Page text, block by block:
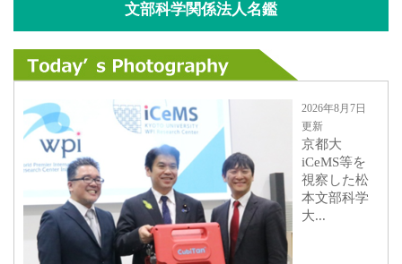
文部科学関係法人名鑑
2026年8月7日
更新
京都大
iCeMS等を
視察した松
本文部科学
大...